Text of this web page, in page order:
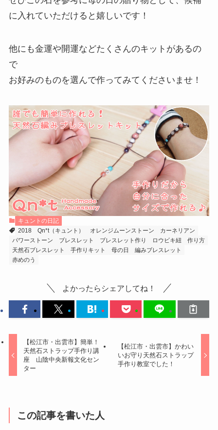
に入れていただけると嬉しいです！
他にも金運や開運などたくさんのキットがあるの
で
お好みのものを選んで作ってみてくださいませ！
キュントの日記
2018
Qn*t（キュント） オレンジムーンストーン
カーネリアン
パワーストーン
ブレスレット ブレスレット作り ロウビキ紐
作り方
天然石ブレスレット
手作りキット 母の日
編みブレスレット
赤めのう
よかったらシェアしてね！
【松江市・出雲市】簡単！
天然石ストラップ手作り講
座 山陰中央新報文化セン
ター
【松江市・出雲市】かわい
いお守り天然石ストラップ
手作り教室でした！
この記事を書いた人